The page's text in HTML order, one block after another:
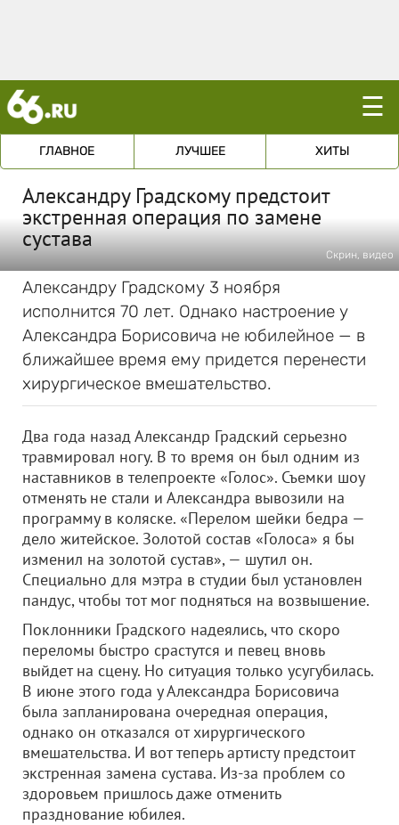
☰
ГЛАВНОЕ ЛУЧШЕЕ ХИТЫ
Александру Градскому предстоит
экстренная операция по замене
сустава
Скрин, видео
Александру Градскому 3 ноября
исполнится 70 лет. Однако настроение у
Александра Борисовича не юбилейное — в
ближайшее время ему придется перенести
хирургическое вмешательство.
Два года назад Александр Градский серьезно
травмировал ногу. В то время он был одним из
наставников в телепроекте «Голос». Съемки шоу
отменять не стали и Александра вывозили на
программу в коляске. «Перелом шейки бедра —
дело житейское. Золотой состав «Голоса» я бы
изменил на золотой сустав», — шутил он.
Специально для мэтра в студии был установлен
пандус, чтобы тот мог подняться на возвышение.
Поклонники Градского надеялись, что скоро
переломы быстро срастутся и певец вновь
выйдет на сцену. Но ситуация только усугубилась.
В июне этого года у Александра Борисовича
была запланирована очередная операция,
однако он отказался от хирургического
вмешательства. И вот теперь артисту предстоит
экстренная замена сустава. Из-за проблем со
здоровьем пришлось даже отменить
празднование юбилея.